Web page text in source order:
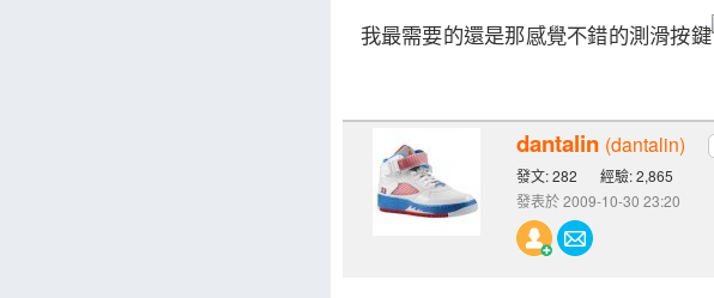
我最需要的還是那感覺不錯的測滑按鍵
dantalin (dantalin)
發文: 282
經驗: 2,865
發表於 2009-10-30 23:20